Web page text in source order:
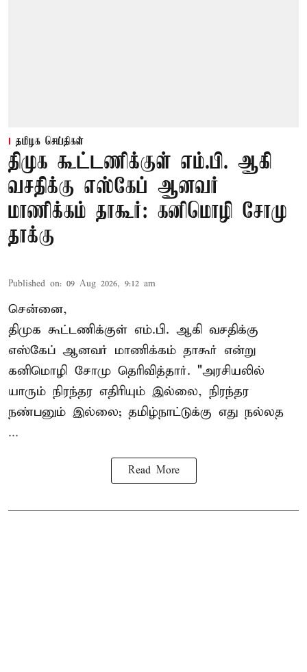
தமிழக செய்திகள்
திமுக கூட்டணிக்குள் எம்.பி. ஆகி
வசதிக்கு எஸ்கேப் ஆனவர்
மாணிக்கம் தாகூர்: கனிமொழி சோமு
தாக்கு
Published on: 09 Aug 2026, 9:12 am
சென்னை,
திமுக கூட்டணிக்குள் எம்.பி. ஆகி வசதிக்கு
எஸ்கேப் ஆனவர் மாணிக்கம் தாகூர் என்று
கனிமொழி சோமு தெரிவித்தார். "அரசியலில்
யாரும் நிரந்தர எதிரியும் இல்லை, நிரந்தர
நண்பனும் இல்லை; தமிழ்நாட்டுக்கு எது நல்லத
...
Read More